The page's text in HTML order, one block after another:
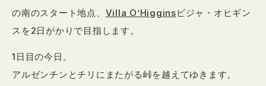
の南のスタート地点、 Villa O’Higginsビジャ・オヒギン
スを2日がかりで目指します。
1日目の今日。
アルゼンチンとチリにまたがる峠を越えてゆきます。